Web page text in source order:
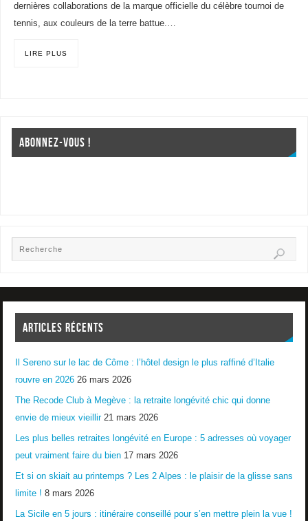
dernières collaborations de la marque officielle du célèbre tournoi de
tennis, aux couleurs de la terre battue.…
LIRE PLUS
ABONNEZ-VOUS !
ARTICLES RÉCENTS
Il Sereno sur le lac de Côme : l’hôtel design le plus raffiné d’Italie
rouvre en 2026 26 mars 2026
The Recode Club à Megève : la retraite longévité chic qui donne
envie de mieux vieillir 21 mars 2026
Les plus belles retraites longévité en Europe : 5 adresses où voyager
peut vraiment faire du bien 17 mars 2026
Et si on skiait au printemps ? Les 2 Alpes : le plaisir de la glisse sans
limite ! 8 mars 2026
La Sicile en 5 jours : itinéraire conseillé pour s’en mettre plein la vue !